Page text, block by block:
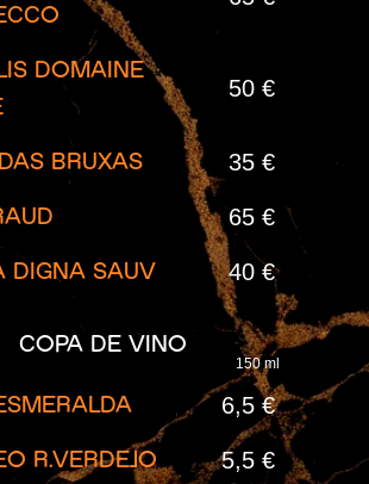
40 €
6,5 €
5,5 €
R.VERDEJO
COPA DE VINO
35 €
DIGNA SAUV
BRUXAS
DOMAINE
50 €
65 €
150 ml